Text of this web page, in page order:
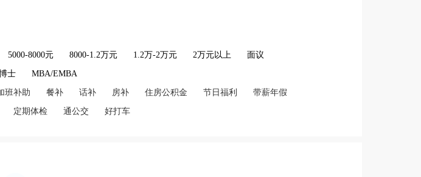
5000-8000元 8000-1.2万元 1.2万-2万元 2万元以上 面议
士 MBA/EMBA
班补助 餐补 话补 房补 住房公积金 节日福利 带薪年假
定期体检 通公交 好打车